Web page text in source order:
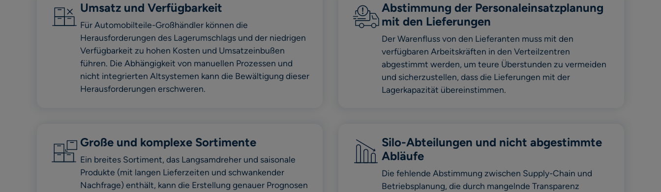
Umsatz und Verfügbarkeit
Für Automobilteile-Großhändler können die
Herausforderungen des Lagerumschlags und der niedrigen
Verfügbarkeit zu hohen Kosten und Umsatzeinbußen
führen. Die Abhängigkeit von manuellen Prozessen und
nicht integrierten Altsystemen kann die Bewältigung dieser
Herausforderungen erschweren.
Abstimmung der Personaleinsatzplanung
mit den Lieferungen
Der Warenfluss von den Lieferanten muss mit den
verfügbaren Arbeitskräften in den Verteilzentren
abgestimmt werden, um teure Überstunden zu vermeiden
und sicherzustellen, dass die Lieferungen mit der
Lagerkapazität übereinstimmen.
Große und komplexe Sortimente
Ein breites Sortiment, das Langsamdreher und saisonale
Produkte (mit langen Lieferzeiten und schwankender
Nachfrage) enthält, kann die Erstellung genauer Prognosen
Silo-Abteilungen und nicht abgestimmte
Abläufe
Die fehlende Abstimmung zwischen Supply-Chain und
Betriebsplanung, die durch mangelnde Transparenz